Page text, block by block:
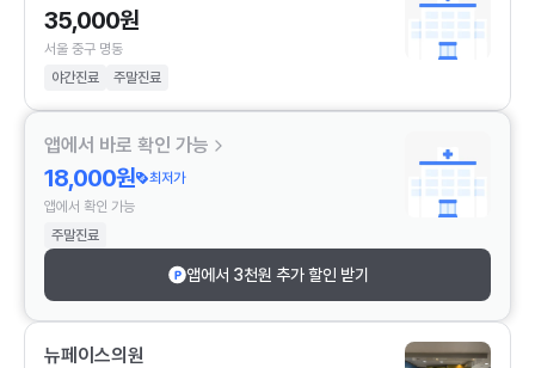
35,000원
서울 중구 명동
야간진료
주말진료
앱에서 바로 확인 가능
18,000원
최저가
앱에서 확인 가능
주말진료
앱에서 3천원 추가 할인 받기
뉴페이스의원